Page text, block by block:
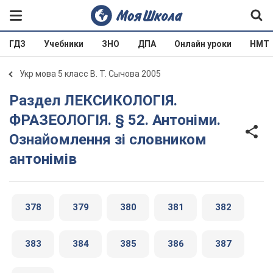
ГДЗ Учебники ЗНО ДПА Онлайн уроки НМТ
Укр мова 5 класс В. Т. Сычова 2005
Раздел ЛЕКСИКОЛОГІЯ.
ФРАЗЕОЛОГІЯ. § 52. Антоніми.
Ознайомлення зі словником
антонімів
378 379 380 381 382
383 384 385 386 387